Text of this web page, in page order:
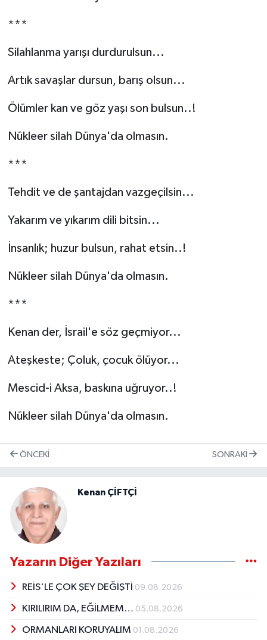
***
Silahlanma yarışı durdurulsun...
Artık savaşlar dursun, barış olsun...
Ölümler kan ve göz yaşı son bulsun..!
Nükleer silah Dünya'da olmasın.
***
Tehdit ve de şantajdan vazgeçilsin...
Yakarım ve yıkarım dili bitsin...
İnsanlık; huzur bulsun, rahat etsin..!
Nükleer silah Dünya'da olmasın.
***
Kenan der, İsrail'e söz geçmiyor...
Ateşkeste; Çoluk, çocuk ölüyor...
Mescid-i Aksa, baskına uğruyor..!
Nükleer silah Dünya'da olmasın.
ÖNCEKI SONRAKI
Kenan ÇİFTÇİ
Yazarın Diğer Yazıları
REİS'LE ÇOK ŞEY DEĞİŞTİ 09.08.2026
KIRILIRIM DA, EĞİLMEM… 05.08.2026
ORMANLARI KORUYALIM 01.08.2026